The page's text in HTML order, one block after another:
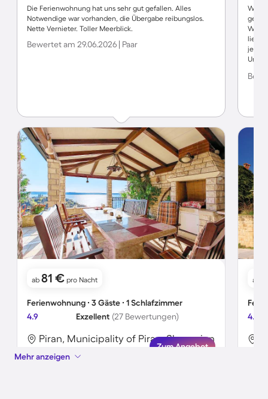
Die Ferienwohnung hat uns sehr gut gefallen. Alles
Notwendige war vorhanden, die Übergabe reibungslos.
Nette Vernieter. Toller Meerblick.
Bewertet am 29.06.2026 | Paar
ab 81 € pro Nacht
Ferienwohnung ∙ 3 Gäste ∙ 1 Schlafzimmer
4.9
Exzellent (27 Bewertungen)
Piran, Municipality of Piran, Slowenien
Zum Angebot
Wir
liebe
ab
4.5
Mehr anzeigen